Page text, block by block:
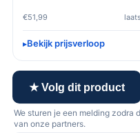
€51,99
Bekijk prijsverloop
★ Volg dit product
We sturen je een melding zodra
van onze partners.